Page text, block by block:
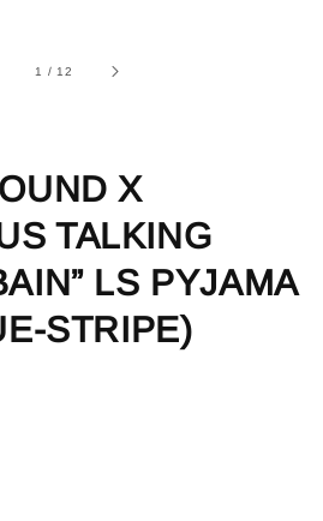
1 / 12
X
TALKING
LS PYJAMA
STRIPE)